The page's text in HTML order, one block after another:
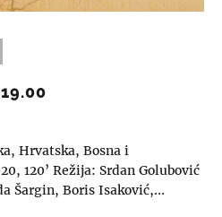
Hrvatska, Bosna i
120’ Režija: Srdan Golubović
Šargin, Boris Isaković,…